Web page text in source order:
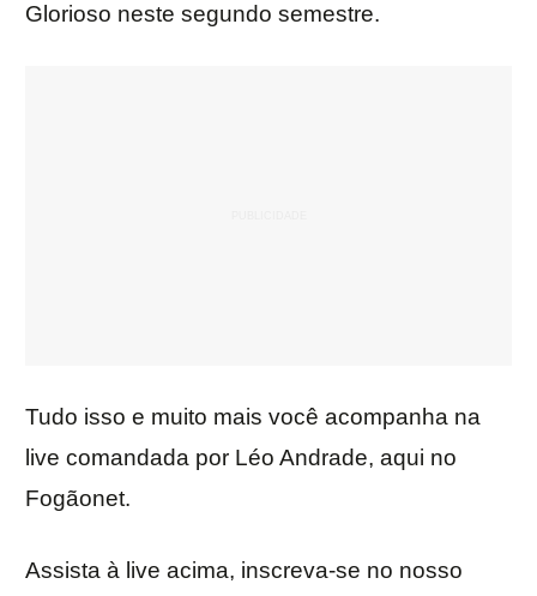
Glorioso neste segundo semestre.
Tudo isso e muito mais você acompanha na
live comandada por Léo Andrade, aqui no
Fogãonet.
Assista à live acima, inscreva-se no nosso